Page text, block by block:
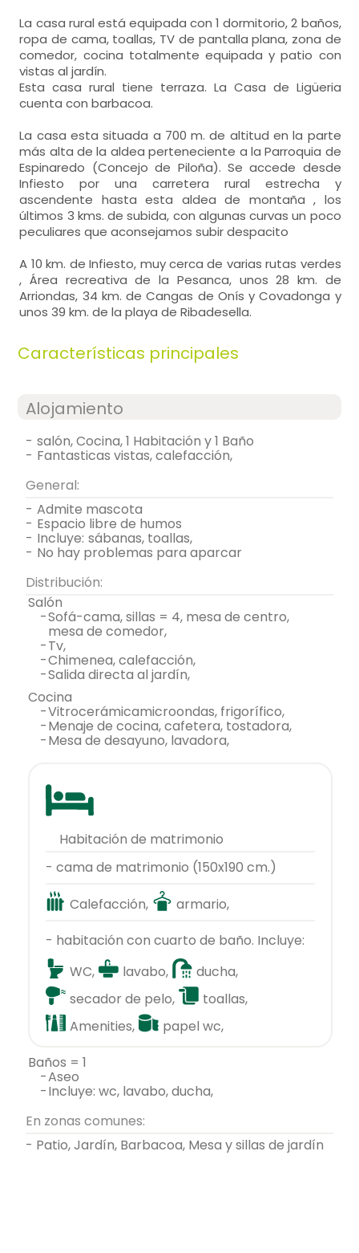
La casa rural está equipada con 1 dormitorio, 2 baños,
ropa de cama, toallas, TV de pantalla plana, zona de
comedor, cocina totalmente equipada y patio con
vistas al jardín.
Esta casa rural tiene terraza. La Casa de Ligüeria
cuenta con barbacoa.
La casa esta situada a 700 m. de altitud en la parte
más alta de la aldea perteneciente a la Parroquia de
Espinaredo (Concejo de Piloña). Se accede desde
Infiesto por una carretera rural estrecha y
ascendente hasta esta aldea de montaña , los
últimos 3 kms. de subida, con algunas curvas un poco
peculiares que aconsejamos subir despacito
A 10 km. de Infiesto, muy cerca de varias rutas verdes
, Área recreativa de la Pesanca, unos 28 km. de
Arriondas, 34 km. de Cangas de Onís y Covadonga y
unos 39 km. de la playa de Ribadesella.
Características principales
Alojamiento
- salón, Cocina, 1 Habitación y 1 Baño
-
fantasticas vistas, calefacción,
General:
-
admite mascota
- espacio libre de humos
- incluye: sábanas, toallas,
-
no hay problemas para aparcar
Distribución:
salón
-sofá-cama, sillas = 4, mesa de centro,
mesa de comedor,
- tv,
- chimenea, calefacción,
- salida directa al jardín,
cocina
- vitrocerámicamicroondas, frigorífico,
- menaje de cocina, cafetera, tostadora,
- mesa de desayuno, lavadora,
habitación de matrimonio
- cama de matrimonio (150x190 cm.)
Calefacción,
armario,
- habitación con cuarto de baño. Incluye:
WC,
lavabo,
ducha,
secador de pelo,
toallas,
Amenities,
papel wc,
baños = 1
- aseo
- incluye: wc, lavabo, ducha,
En zonas comunes:
- Patio, Jardín, Barbacoa, Mesa y sillas de jardín